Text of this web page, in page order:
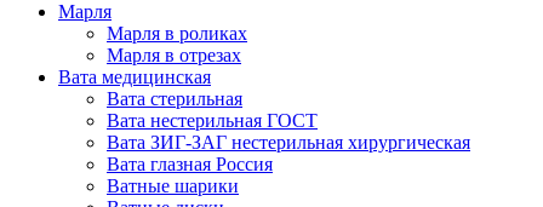
Марля
Марля в роликах
Марля в отрезах
Вата медицинская
Вата стерильная
Вата нестерильная ГОСТ
Вата ЗИГ-ЗАГ нестерильная хирургическая
Вата глазная Россия
Ватные шарики